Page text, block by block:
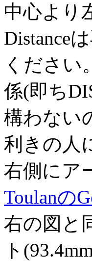
中心より
Distance
ください
係(即ち
構わない
利きの人
右側にア
Toulanの
右の図と
ト